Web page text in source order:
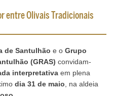
entre Olivais Tradicionais
de Santulhão e o Grupo
(GRAS) convidam-
interpretativa em plena
dia 31 de maio , na aldeia